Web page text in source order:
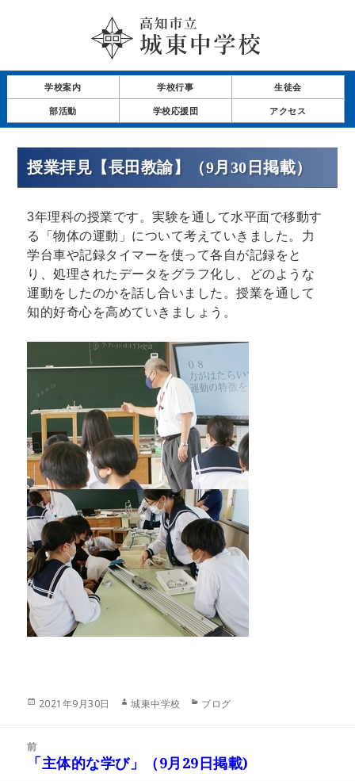
学校案内 学校行事 生徒会
部活動 学校応援団 アクセス
授業拝見【長田教諭】（9月30日掲載）
3年理科の授業です。実験を通して水平面で移動す
る「物体の運動」について考えていきました。力
学台車や記録タイマーを使って各自が記録をと
り、処理されたデータをグラフ化し、どのような
運動をしたのかを話し合いました。授業を通して
知的好奇心を高めていきましょう。
投
2021年9月30日
作
城東中学校
カ
ー
ブログ
前
前「主体的な学び」（9月29日掲載)